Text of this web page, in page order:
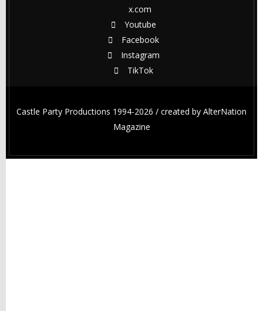
x.com
Youtube
Facebook
Instagram
TikTok
Castle Party Productions 1994-2026 / created by AlterNation
Magazine